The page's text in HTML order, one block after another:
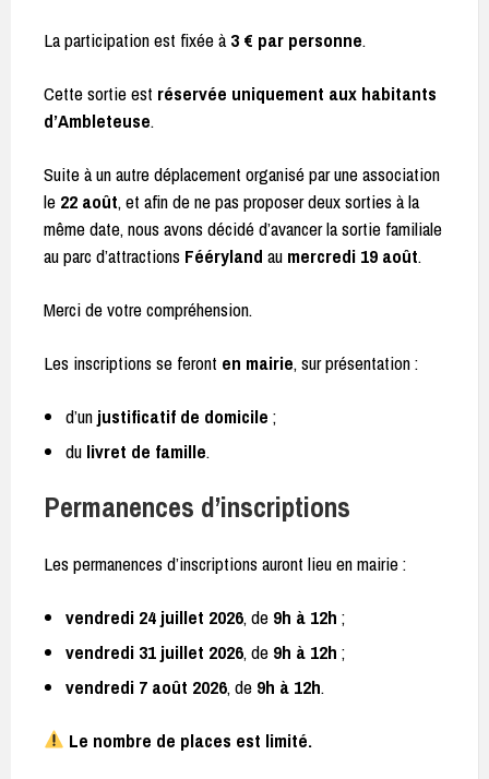
La participation est fixée à3 € par personne.
Cette sortie est réservée uniquement aux habitants
d’Ambleteuse.
Suite à un autre déplacement organisé par une association
le 22 août, et afin de ne pas proposer deux sorties à la
même date, nous avons décidé d’avancer la sortie familiale
au parc d’attractions Fééryland au mercredi 19 août.
Merci de votre compréhension.
Les inscriptions se feront en mairie, sur présentation :
d’un justificatif de domicile ;
du livret de famille.
Permanences d’inscriptions
Les permanences d’inscriptions auront lieu en mairie :
vendredi 24 juillet 2026, de 9h à 12h ;
vendredi 31 juillet 2026, de 9h à 12h ;
vendredi 7 août 2026, de 9h à 12h.
Le nombre de places est limité.